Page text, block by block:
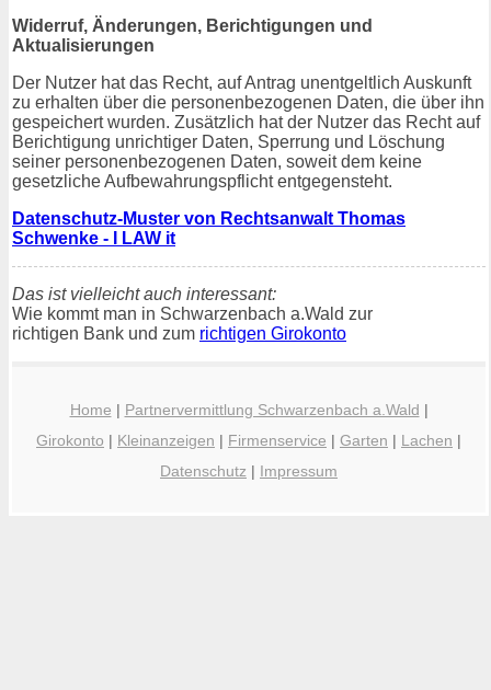
Widerruf, Änderungen, Berichtigungen und
Aktualisierungen
Der Nutzer hat das Recht, auf Antrag unentgeltlich Auskunft
zu erhalten über die personenbezogenen Daten, die über ihn
gespeichert wurden. Zusätzlich hat der Nutzer das Recht auf
Berichtigung unrichtiger Daten, Sperrung und Löschung
seiner personenbezogenen Daten, soweit dem keine
gesetzliche Aufbewahrungspflicht entgegensteht.
Datenschutz-Muster von Rechtsanwalt Thomas
Schwenke - I LAW it
Das ist vielleicht auch interessant:
Wie kommt man in Schwarzenbach a.Wald zur
richtigen Bank und zum richtigen Girokonto
Home | Partnervermittlung Schwarzenbach a.Wald |
Girokonto | Kleinanzeigen | Firmenservice | Garten | Lachen |
Datenschutz | Impressum